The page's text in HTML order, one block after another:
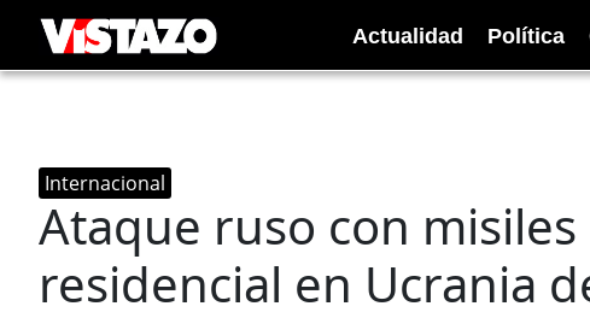
Actualidad Política
Internacional
Ataque ruso con
residencial en Ucrania